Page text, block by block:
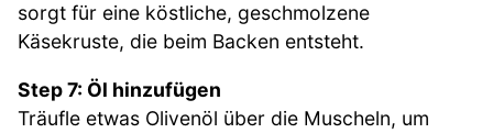
sorgt für eine köstliche, geschmolzene
Käsekruste, die beim Backen entsteht.
Step 7: Öl hinzufügen
Träufle etwas Olivenöl über die Muscheln, um